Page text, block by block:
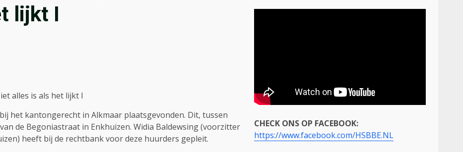
lijkt I
alles is als het lijkt I
het kantongerecht in Alkmaar plaatsgevonden. Dit, tussen
de Begoniastraat in Enkhuizen. Widia Baldewsing (voorzitter
heeft bij de rechtbank voor deze huurders gepleit.
CHECK ONS OP FACEBOOK:
https://www.facebook.com/HSBBE.NL